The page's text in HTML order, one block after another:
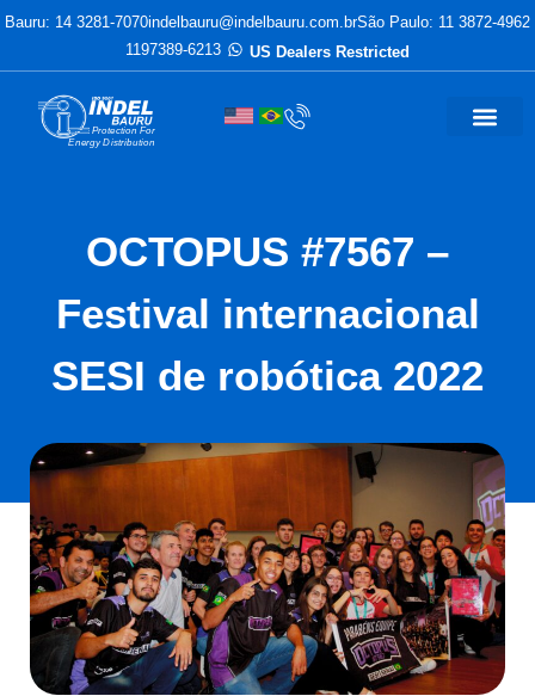
Bauru: 14 3281-7070indelbauru@indelbauru.com.brSão Paulo: 11 3872-4962
1197389-6213
US Dealers Restricted
Protection For
Energy Distribution
OCTOPUS #7567 –
Festival internacional
SESI de robótica 2022